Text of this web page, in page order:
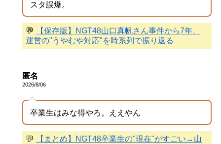
スタ誤爆。
💬
【保存版】NGT48山口真帆さん事件から7年、
運営の"うやむや対応"を時系列で振り返る
匿名
2026/8/06
卒業生はみな得やろ。ええやん
💬
【まとめ】NGT48卒業生の"現在"がすごい→山